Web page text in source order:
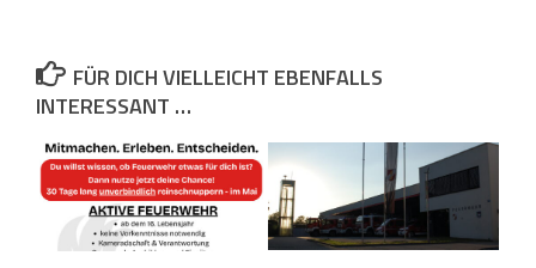
FÜR DICH VIELLEICHT EBENFALLS
INTERESSANT …